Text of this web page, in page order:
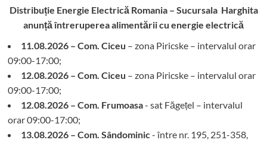
Distribuție Energie Electrică Romania – Sucursala Harghita
anunță întreruperea alimentării cu energie electrică
11.08.2026 – Com. Ciceu – zona Piricske – intervalul orar
09:00-17:00;
12.08.2026 – Com. Ciceu – zona Piricske – intervalul orar
09:00-17:00;
12.08.2026 – Com. Frumoasa- sat Făgețel – intervalul
orar 09:00-17:00;
13.08.2026 – Com. Sândominic- între nr. 195, 251-358,